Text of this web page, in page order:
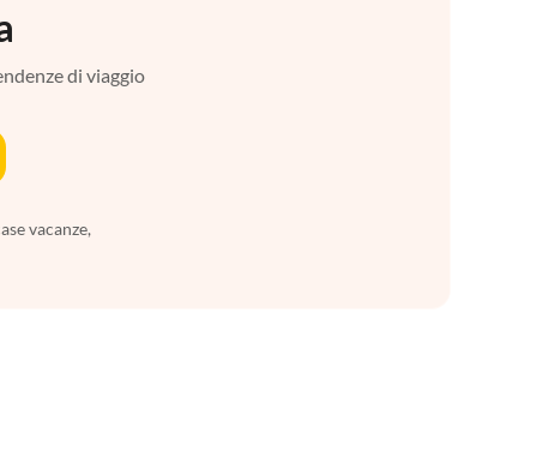
di viaggio
vacanze,